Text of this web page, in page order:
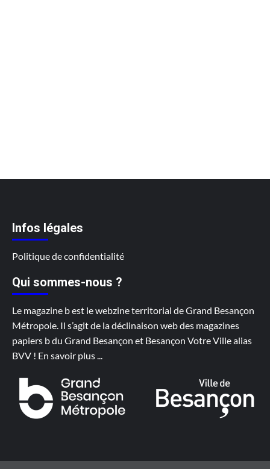
Infos légales
Politique de confidentialité
Qui sommes-nous ?
Le magazine b est le webzine territorial de Grand Besançon
Métropole. Il s’agit de la déclinaison web des magazines
papiers b du Grand Besançon et Besançon Votre Ville alias
BVV ! En savoir plus...